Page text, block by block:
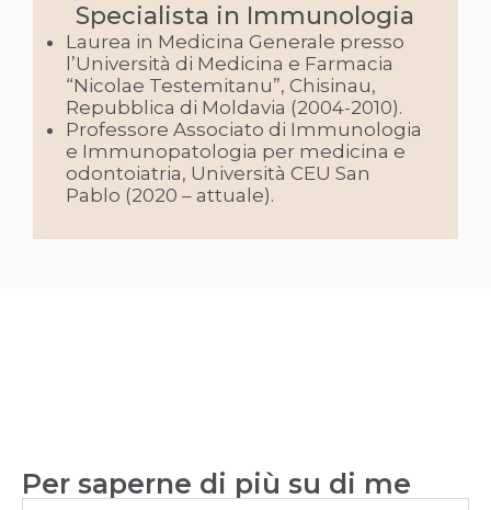
Specialista in Immunologia
Laurea in Medicina Generale presso
l’Università di Medicina e Farmacia
“Nicolae Testemitanu”, Chisinau,
Repubblica di Moldavia (2004-2010).
Professore Associato di Immunologia
e Immunopatologia per medicina e
odontoiatria, Università CEU San
Pablo (2020 – attuale).
Per saperne di più su di me